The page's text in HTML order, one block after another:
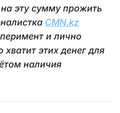
эту сумму прожить
CMN.kz
и лично
хватит этих денег для
наличия